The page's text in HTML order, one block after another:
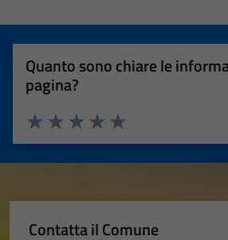
Quanto sono chiare le
pagina?
Valuta 5 stelle su 5
Valuta 4 stelle su 5
Valuta 3 stelle su 5
Valuta 2 stelle su 5
Valuta 1 stelle su 5
Contatta il Comune